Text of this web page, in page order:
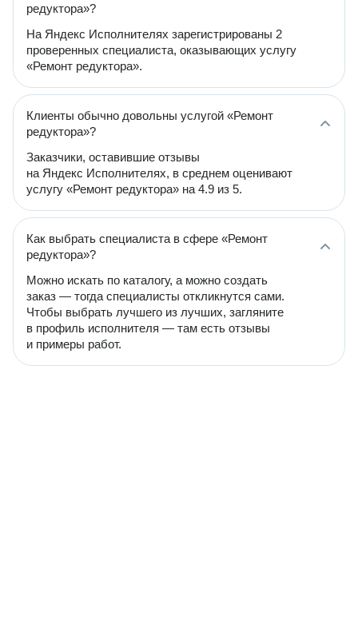
редуктора»?
На Яндекс Исполнителях зарегистрированы 2
проверенных специалиста, оказывающих услугу
«Ремонт редуктора».
Клиенты обычно довольны услугой «Ремонт
редуктора»?
Заказчики, оставившие отзывы
на Яндекс Исполнителях, в среднем оценивают
услугу «Ремонт редуктора» на 4.9 из 5.
Как выбрать специалиста в сфере «Ремонт
редуктора»?
Можно искать по каталогу, а можно создать
заказ — тогда специалисты откликнутся сами.
Чтобы выбрать лучшего из лучших, загляните
в профиль исполнителя — там есть отзывы
и примеры работ.